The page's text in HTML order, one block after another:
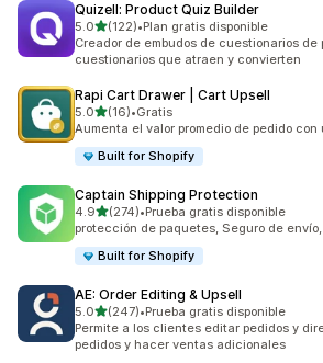
Quizell: Product Quiz Builder
5.0de 5 estrellas
(122)
122 reseñas en total
•Plan gratis disponible
Creador de embudos de cuestionarios de
cuestionarios que atraen y convierten
Rapi Cart Drawer | Cart Upsell
5.0de 5 estrellas
(16)
16 reseñas en total
•Gratis
Aumenta el valor promedio de pedido con
Built for Shopify
Captain Shipping Protection
4.9de 5 estrellas
(274)
274 reseñas en total
•Prueba gratis disponible
protección de paquetes, Seguro de
Built for Shopify
AE: Order Editing & Upsell
5.0de 5 estrellas
(247)
247 reseñas en total
•Prueba gratis disponible
Permite a los clientes editar pedidos y
pedidos y hacer ventas adicionales